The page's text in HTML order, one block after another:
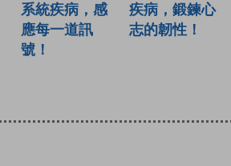
系統疾病，感
應每一道訊
號！
疾病，鍛鍊心
志的韌性！